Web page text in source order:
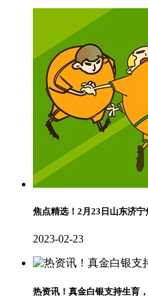
焦点精选！2月23日山东济
2023-02-23
热资讯！真金白银支持生育